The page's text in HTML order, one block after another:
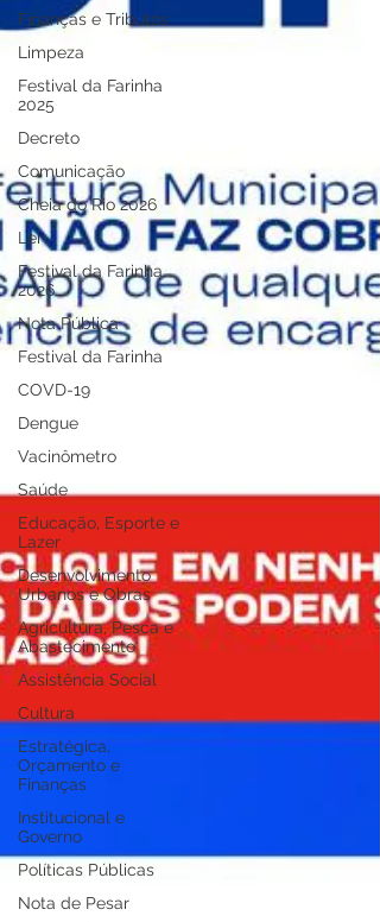
Finanças e Tributos
Limpeza
Festival da Farinha
2025
Decreto
Comunicação
Cheia do Rio 2026
Lei
Festival da Farinha
2026
Nota Pública
Festival da Farinha
COVD-19
Dengue
Vacinômetro
Saúde
Educação, Esporte e
Lazer
Desenvolvimento
Urbanos e Obras
Agricultura, Pesca e
Abastecimento
Assistência Social
Cultura
Estratégica,
Orçamento e
Finanças
Institucional e
Governo
Políticas Públicas
Nota de Pesar